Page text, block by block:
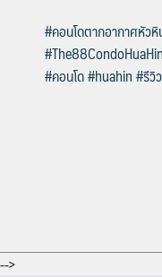
#คอนโดตากอากาศหัว
#The88CondoHuaHin
#คอนโด#huahin#รีวิ
-->